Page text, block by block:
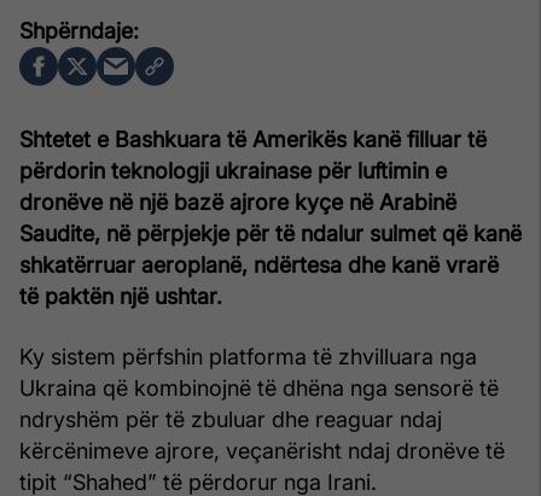
Shtetet e Bashkuara të Amerikës kanë filluar të
përdorin teknologji ukrainase për luftimin e
dronëve në një bazë ajrore kyçe në Arabinë
Saudite, në përpjekje për të ndalur sulmet që kanë
shkatërruar aeroplanë, ndërtesa dhe kanë vrarë
të paktën një ushtar.
Ky sistem përfshin platforma të zhvilluara nga
Ukraina që kombinojnë të dhëna nga sensorë të
ndryshëm për të zbuluar dhe reaguar ndaj
kërcënimeve ajrore, veçanërisht ndaj dronëve të
tipit “Shahed” të përdorur nga Irani.